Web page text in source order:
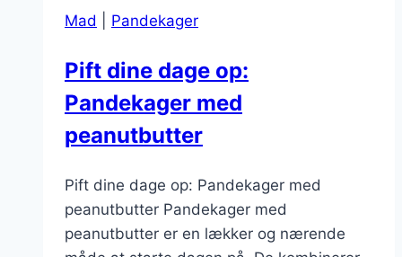
Mad Pandekager
Pift dine dage op:
Pandekager med
peanutbutter
Pift dine dage op: Pandekager med
peanutbutter Pandekager med
peanutbutter er en lækker og nærende